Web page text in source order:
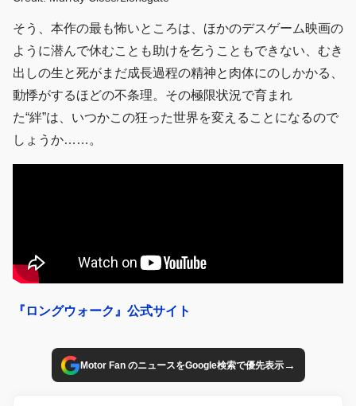
そう、本作の最も怖いところは、ほかのデスゲーム映画の
ように潜んで休むことも助けを乞うこともできない、むき
出しの生と死がまだ成長過程の精神と肉体にのしかかる、
動悸がするほどの不条理。その極限状況で育まれ
た“絆”は、いつかこの狂った世界を変えることになるので
しょうか……。
『ロングウォーク』公式サイト
Motor Fan のニュースをGoogle検索で優先表示→